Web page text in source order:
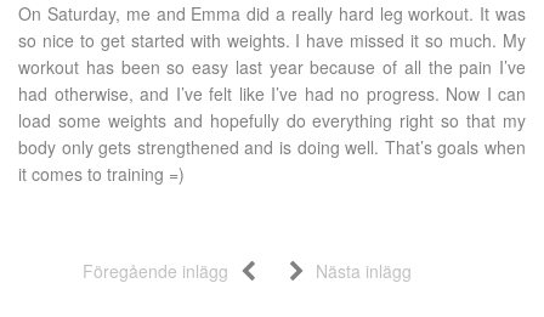
On Saturday, me and Emma did a really hard leg workout. It was
so nice to get started with weights. I have missed it so much. My
workout has been so easy last year because of all the pain I’ve
had otherwise, and I’ve felt like I’ve had no progress. Now I can
load some weights and hopefully do everything right so that my
body only gets strengthened and is doing well. That’s goals when
it comes to training =)
Föregående inlägg Nästa inlägg